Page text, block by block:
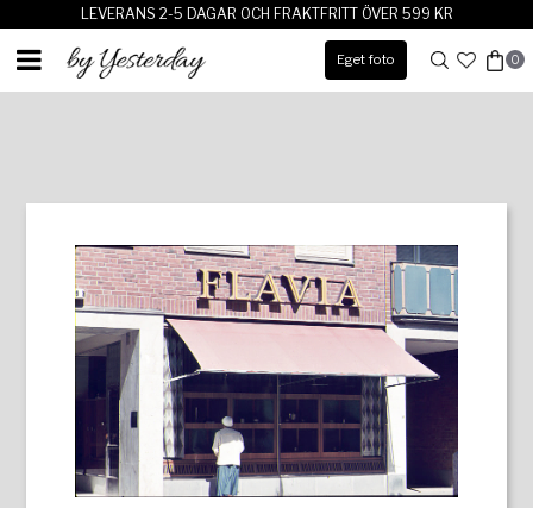
LEVERANS 2-5 DAGAR OCH FRAKTFRITT ÖVER 599 KR
Eget foto 0